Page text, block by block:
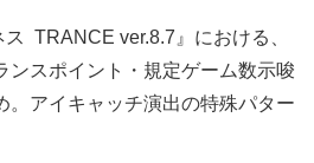
ス TRANCE ver.8.7』における、
ンスポイント・規定ゲーム数示唆
。アイキャッチ演出の特殊パター